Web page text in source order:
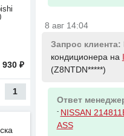
930 ₽
1
8 авг 14:04
Запрос клиента:
кондиционера на
(Z8NTDN*****)
Ответ
- NISSAN
ASS